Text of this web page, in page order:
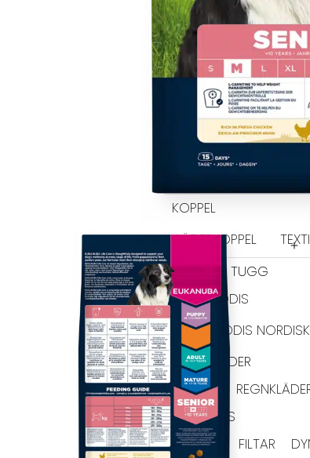
PROMENADEN
SELAR
KOPPEL
LÄDERKOPPEL
GODIS & TUGG
HUNDGODIS
HUNDGODIS
HUNDKLÄDER
TRÖJOR
SOVPLATS
BÄDDAR
FILTAR